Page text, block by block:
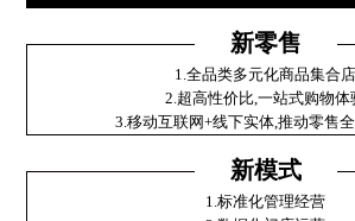
新零售
1.全品类多元化商品集合店
2.超高性价比,一站式购物体
3.移动互联网+线下实体,推动零售
新模式
1.标准化管理经营